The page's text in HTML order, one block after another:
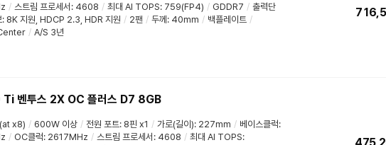
/ 스트림 프로세서 : 4608 / 최대 AI TOPS: 759(FP4) / GDDR7 / 출력단
: 8K 지원 HDCP 2.3 HDR 지원 / 2팬 / 두께 : 40mm / 백플레이트 /
/ A/S 3년
벤투스 2X OC 플러스 D7 8GB
x8) / 600W 이상 / 전원 포트: 8핀 x1 / 가로(길이): 227mm / 베이스클럭:
/ OC클럭: 2617MHz / 스트림 프로세서 : 4608 / 최대 AI TOPS: